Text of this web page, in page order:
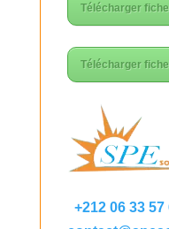
Télécharger
Télécharger
+212 06 33 57